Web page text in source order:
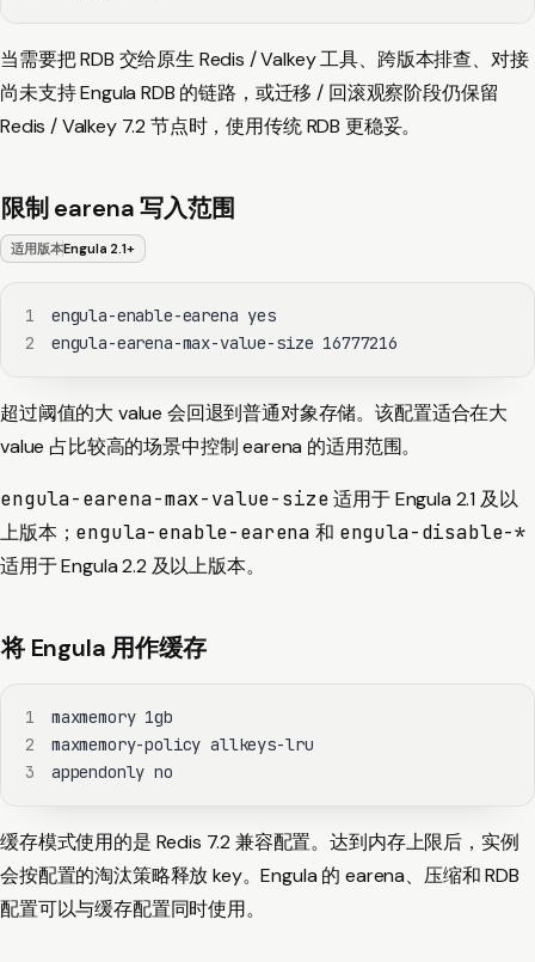
当需要把 RDB 交给原生 Redis / Valkey 工具、跨版本排查、对接
尚未支持 Engula RDB 的链路，或迁移 / 回滚观察阶段仍保留
Redis / Valkey 7.2 节点时，使用传统 RDB 更稳妥。
限制 earena 写入范围
适用版本Engula 2.1+
1
2
engula-earena-max-value-size 16777216
超过阈值的大 value 会回退到普通对象存储。该配置适合在大
value 占比较高的场景中控制 earena 的适用范围。
engula-earena-max-value-size适用于 Engula 2.1 及以
上版本； engula-enable-earena 和 engula-disable-*
适用于 Engula 2.2 及以上版本。
将 Engula 用作缓存
1
2
3
appendonly no
缓存模式使用的是 Redis 7.2 兼容配置。达到内存上限后，实例
会按配置的淘汰策略释放 key。Engula 的 earena、压缩和 RDB
配置可以与缓存配置同时使用。